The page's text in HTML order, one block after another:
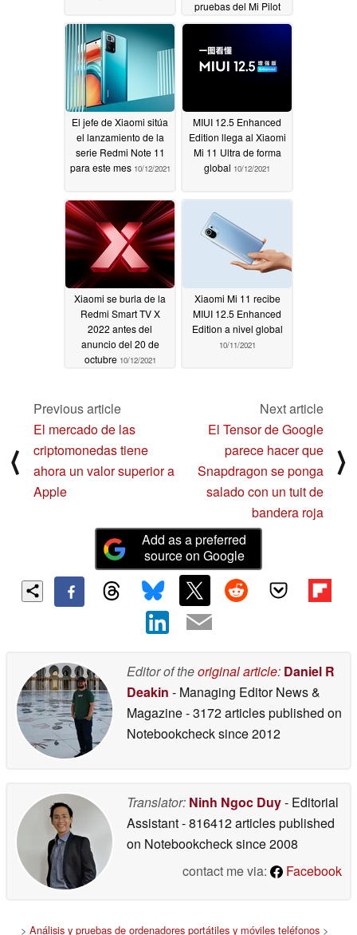
pruebas del Mi Pilot
10/14/2021
El jefe de Xiaomi sitúa
el lanzamiento de la
serie Redmi Note 11
para este mes 10/12/2021
MIUI 12.5 Enhanced
Edition llega al Xiaomi
Mi 11 Ultra de forma
global 10/12/2021
Xiaomi se burla de la
Redmi Smart TV X
2022 antes del
anuncio del 20 de
octubre 10/12/2021
Xiaomi Mi 11 recibe
MIUI 12.5 Enhanced
Edition a nivel global
10/11/2021
⟨
Previous article
El mercado de las
criptomonedas tiene
ahora un valor superior a
Apple
Next article
El Tensor de Google
parece hacer que
Snapdragon se ponga
salado con un tuit de
bandera roja
⟩
Add as a preferred
source on Google
Editor of theoriginal article: Daniel R
Deakin - Managing Editor News &
Magazine- 3172 articles published on
Notebookchecksince 2012
Translator: Ninh Ngoc Duy- Editorial
Assistant- 816412 articles published
on Notebookchecksince 2008
contact me via:
Facebook
> Análisis y pruebas de ordenadores portátiles y móviles teléfonos >